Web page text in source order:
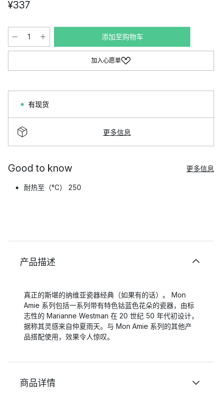
¥337
添加至购物车
加入心愿单
有现货
更多信息
Good to know 更多信息
耐热至（°C） 250
产品描述
真正的斯堪的纳维亚瓷器经典（如果有的话）。 Mon
Amie 系列包括一系列带有特色钴蓝色花朵的瓷器，由标
志性的 Marianne Westman 在 20 世纪 50 年代初设计，
据称其灵感来自仲夏雨天。与 Mon Amie 系列的其他产
品搭配使用，效果令人惊叹。
商品详情